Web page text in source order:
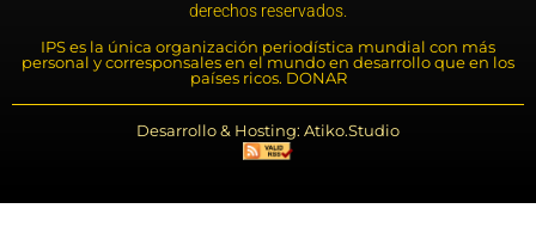
derechos reservados.
IPS es la única organización periodística mundial con más
personal y corresponsales en el mundo en desarrollo que en los
países ricos. DONAR
Desarrollo & Hosting: Atiko.Studio